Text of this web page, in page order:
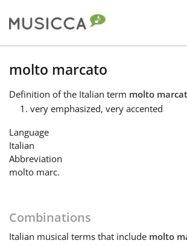
Български
Dansk
Deutsch
English
molto marcato
Definition of the Italian term molto
very emphasized, very accented
Language
Italian
Abbreviation
molto marc.
Combinations
Italian musical terms that include molto